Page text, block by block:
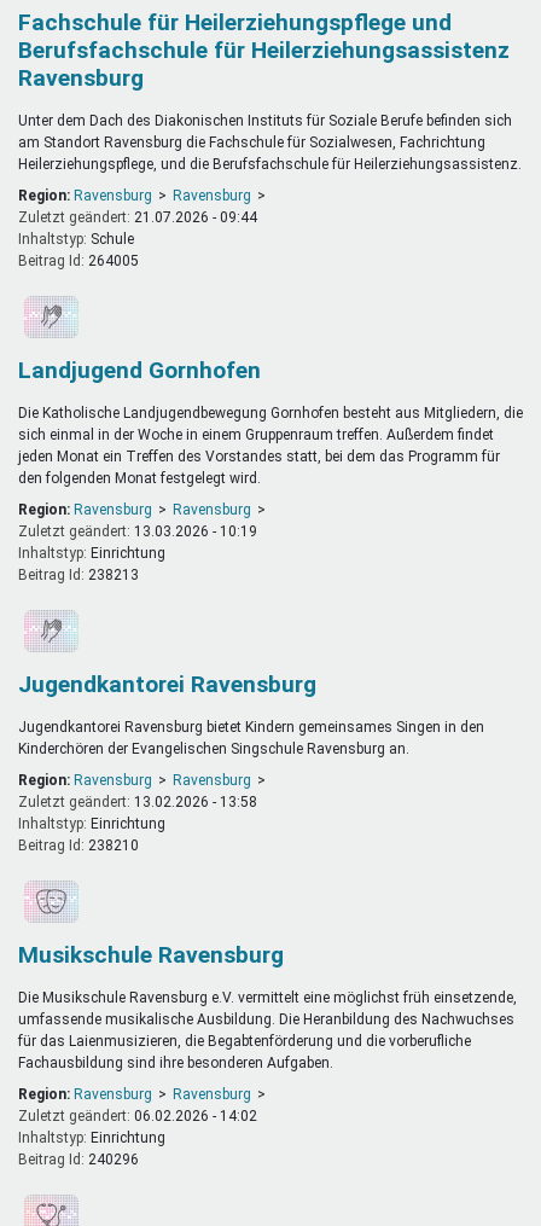
Fachschule für Heilerziehungspflege und
Berufsfachschule für Heilerziehungsassistenz
Ravensburg
Unter dem Dach des Diakonischen Instituts für Soziale Berufe befinden sich
am Standort Ravensburg die Fachschule für Sozialwesen, Fachrichtung
Heilerziehungspflege, und die Berufsfachschule für Heilerziehungsassistenz.
Region: Ravensburg
Ravensburg
Zuletzt geändert: 21.07.2026 - 09:44
Inhaltstyp:
schule
Beitrag Id: 264005
Landjugend Gornhofen
Die Katholische Landjugendbewegung Gornhofen besteht aus Mitgliedern, die
sich einmal in der Woche in einem Gruppenraum treffen. Außerdem findet
jeden Monat ein Treffen des Vorstandes statt, bei dem das Programm für
den folgenden Monat festgelegt wird.
Region: Ravensburg
Ravensburg
Zuletzt geändert: 13.03.2026 - 10:19
Inhaltstyp:
einrichtung
Beitrag Id: 238213
Jugendkantorei Ravensburg
Jugendkantorei Ravensburg bietet Kindern gemeinsames Singen in den
Kinderchören der Evangelischen Singschule Ravensburg an.
Region: Ravensburg
Ravensburg
Zuletzt geändert: 13.02.2026 - 13:58
Inhaltstyp:
einrichtung
Beitrag Id: 238210
Musikschule Ravensburg
Die Musikschule Ravensburg e.V. vermittelt eine möglichst früh einsetzende,
umfassende musikalische Ausbildung. Die Heranbildung des Nachwuchses
für das Laienmusizieren, die Begabtenförderung und die vorberufliche
Fachausbildung sind ihre besonderen Aufgaben.
Region: Ravensburg
Ravensburg
Zuletzt geändert: 06.02.2026 - 14:02
Inhaltstyp:
einrichtung
Beitrag Id: 240296